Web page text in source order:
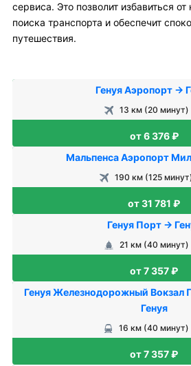
сервиса. Это позволит избавиться
поиска транспорта и обеспечит
путешествия.
Генуя Аэропорт →
13 км (20 минут)
от 6 376 ₽
Мальпенса Аэропорт
190 км (125
от 31 781 ₽
Генуя Порт →
21 км (40 минут)
от 7 357 ₽
Генуя Железнодорожный Вокзал
Генуя
16 км (40 минут)
от 7 357 ₽